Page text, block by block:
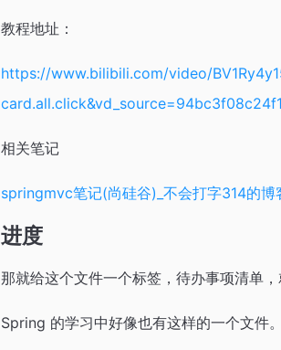
教程地址：
https://www.bilibili.com/video/
相关笔记
springmvc笔记(尚硅谷)_不会打字314的
进度
那就给这个文件一个标签，待办事项清单，
Spring 的学习中好像也有这样的一个文件。